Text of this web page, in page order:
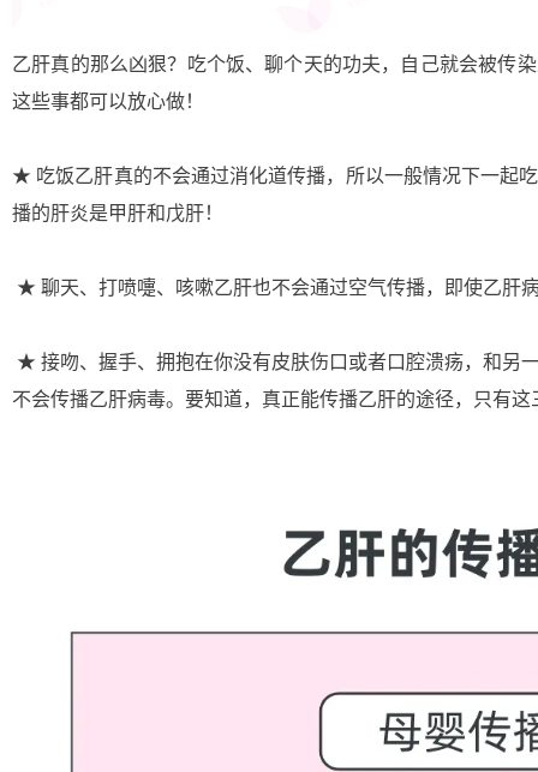
乙肝真的那么凶狠？吃个饭、聊个天的功夫，自己就会被传
这些事都可以放心做！
★ 吃饭乙肝真的不会通过消化道传播，所以一般情况下一起
播的肝炎是甲肝和戊肝！
★ 聊天、打喷嚏、咳嗽乙肝也不会通过空气传播，即使乙肝
★ 接吻、握手、拥抱在你没有皮肤伤口或者口腔溃疡，和另
不会传播乙肝病毒。要知道，真正能传播乙肝的途径，只有这